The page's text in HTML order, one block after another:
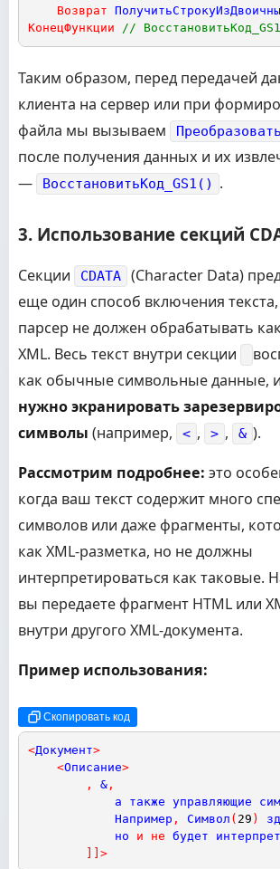
Возврат
КонецФункции
//
Таким образом, перед передачей
клиента на сервер или при
файла мы вызываем
после получения данных и их
—
ВосстановитьКод_GS1() .
3. Использование секций
Секции CDATA
(Character Data)
еще один способ включения
парсер не должен обрабатывать
XML. Весь текст внутри секции
как обычные символьные данные,
нужно экранировать
символы (например, < , > , & ).
Рассмотрим подробнее: это
когда ваш текст содержит много
символов или даже фрагменты,
как XML-разметка, но не должны
интерпретироваться как таковые.
вы передаете фрагмент HTML или
внутри другого XML-документа.
Пример использования:
Скопировать код
<Документ>
<Описание>
,
& ,
а
также управляющие
Например , Символ ( 29 )
но
и не будет
>